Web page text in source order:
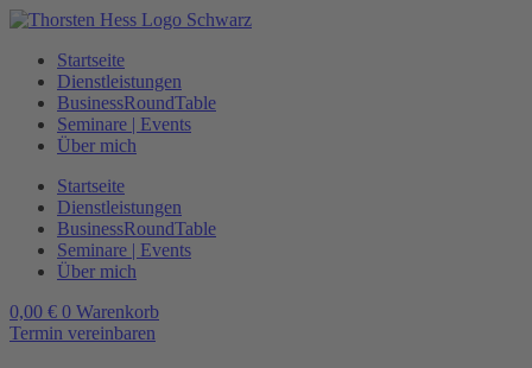
Zum
wechselnStartseite
Dienstleistungen
BusinessRoundTable
Seminare | Events
Über mich
Startseite
Dienstleistungen
BusinessRoundTable
Seminare | Events
Über mich
0,00 € 0 Warenkorb
Termin vereinbaren